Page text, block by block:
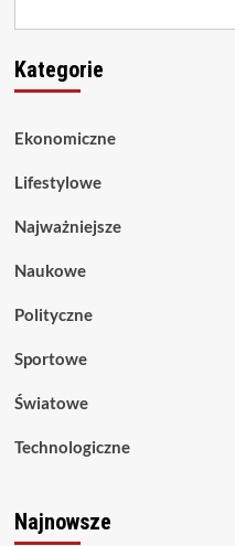
Kategorie
Ekonomiczne
Lifestylowe
Najważniejsze
Naukowe
Polityczne
Sportowe
Światowe
Technologiczne
Najnowsze